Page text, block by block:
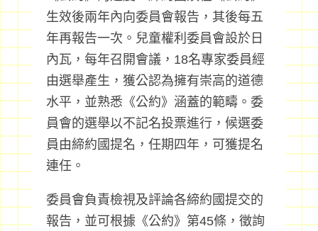
生效後兩年內向委員會報告，其後每五
年再報告一次。兒童權利委員會設於日
內瓦，每年召開會議，18名專家委員經
由選舉產生，獲公認為擁有崇高的道德
水平，並熟悉《公約》涵蓋的範疇。委
員會的選舉以不記名投票進行，候選委
員由締約國提名，任期四年，可獲提名
連任。
委員會負責檢視及評論各締約國提交的
報告，並可根據《公約》第45條，徵詢